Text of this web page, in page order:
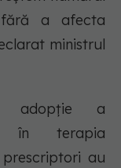
fără a afecta
ministrul
adopție a
în terapia
au